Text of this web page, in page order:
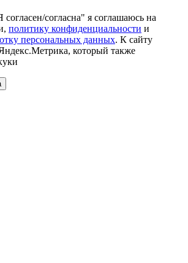
согласна" я соглашаюсь на
политику конфиденциальности и
персональных данных. К сайту
который также